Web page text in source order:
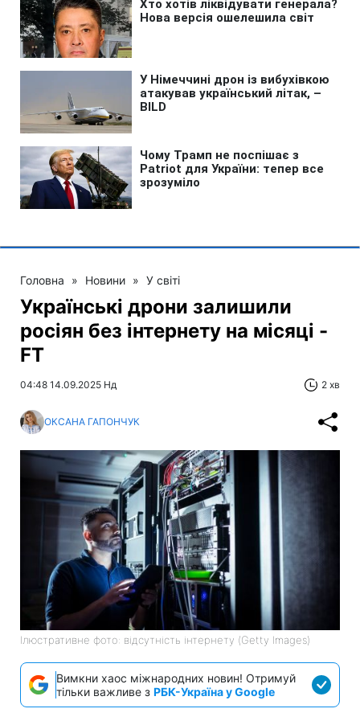
Головна » Новини » У світі
Українські дрони залишили
росіян без інтернету на місяці -
FT
04:48 14.09.2025 Нд 2 хв
ОКСАНА ГАПОНЧУК
Ілюстративне фото: відсутність інтернету (Getty Images)
Вимкни хаос міжнародних новин! Отримуй
тільки важливе з РБК-Україна у Google